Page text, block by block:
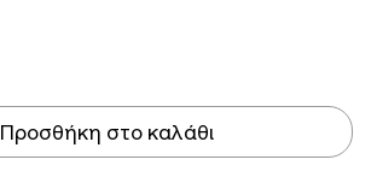
Προσθήκη στο καλάθι